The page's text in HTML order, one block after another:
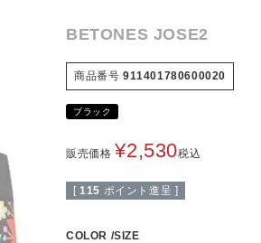
BETONES JOSE2
商品番号 911401780600020
ブラック
販売価格 ¥2,530税込
[ 115 ポイント進呈 ]
COLOR SIZE